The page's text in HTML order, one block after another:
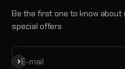
Be the first one to know
special offers
E-mail
Iscriviti alla newsletter